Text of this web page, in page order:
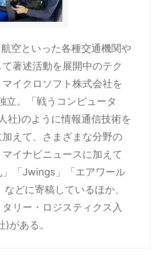
空といった各種交通機関や
著述活動を展開中のテク
イクロソフト株式会社を
立。「戦うコンピュータ
社)のように情報通信技術を
えて、さまざまな分野の
イナビニュースに加えて
」「Jwings」「エアワール
などに寄稿しているほか、
リー・ロジスティクス入
がある。